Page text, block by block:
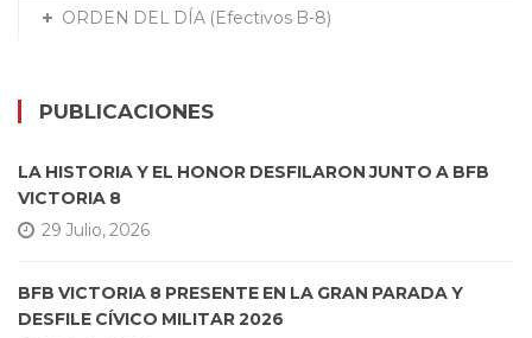
ORDEN DEL DÍA (Efectivos B-8)
PUBLICACIONES
LA HISTORIA Y EL HONOR DESFILARON JUNTO A BFB
VICTORIA 8
29 Julio, 2026
BFB VICTORIA 8 PRESENTE EN LA GRAN PARADA Y
DESFILE CÍVICO MILITAR 2026